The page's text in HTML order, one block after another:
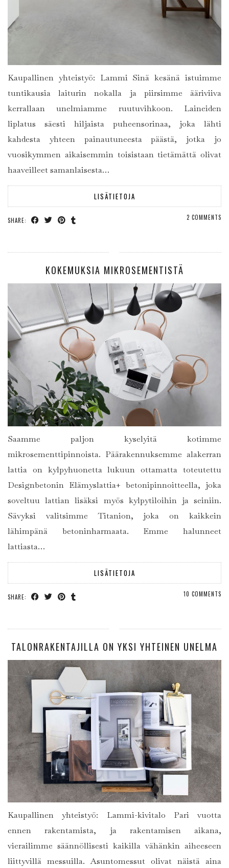
Kaupallinen yhteistyö: Lammi Sinä kesänä istuimme
tuntikausia laiturin nokalla ja piirsimme ääriviiva
kerrallaan unelmiamme ruutuvihkoon. Laineiden
liplatus säesti hiljaista puheensorinaa, joka lähti
kahdesta yhteen painautuneesta päästä, jotka jo
vuosikymmen aikaisemmin toisistaan tietämättä olivat
haaveilleet samanlaisesta…
LISÄTIETOJA
SHARE: 2 COMMENTS
KOKEMUKSIA MIKROSEMENTISTÄ
Saamme paljon kyselyitä kotimme
mikrosementtipinnoista. Päärakennuksemme alakerran
lattia on kylpyhuonetta lukuun ottamatta toteutettu
Designbetonin Elämyslattia+ betonipinnoitteella, joka
soveltuu lattian lisäksi myös kylpytiloihin ja seiniin.
Sävyksi valitsimme Titanion, joka on kaikkein
lähimpänä betoninharmaata. Emme halunneet
lattiasta…
LISÄTIETOJA
SHARE: 10 COMMENTS
TALONRAKENTAJILLA ON YKSI YHTEINEN UNELMA
Kaupallinen yhteistyö: Lammi-kivitalo Pari vuotta
ennen rakentamista, ja rakentamisen aikana,
vierailimme säännöllisesti kaikilla vähänkin aiheeseen
liittyvillä messuilla. Asuntomessut olivat näistä aina